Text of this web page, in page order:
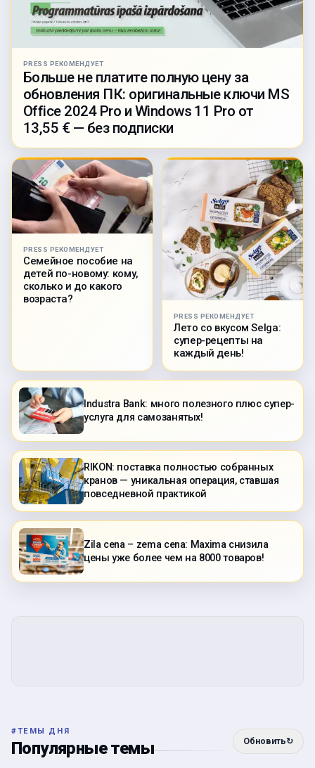
PRESS РЕКОМЕНДУЕТ
Больше не платите полную цену за
обновления ПК: оригинальные ключи MS
Office 2024 Pro и Windows 11 Pro от
13,55 € — без подписки
PRESS РЕКОМЕНДУЕТ
Семейное пособие на
детей по-новому: кому,
сколько и до какого
возраста?
PRESS РЕКОМЕНДУЕТ
Лето со вкусом Selga:
супер-рецепты на
каждый день!
Industra Bank: много полезного плюс супер-
услуга для самозанятых!
RIKON: поставка полностью собранных
кранов — уникальная операция, ставшая
повседневной практикой
Zila cena – zema cena: Maxima снизила
цены уже более чем на 8000 товаров!
#ТЕМЫ ДНЯ
Популярные темы Обновить↻